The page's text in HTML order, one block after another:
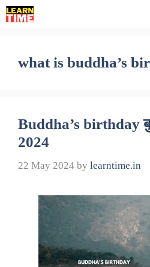
Skip
to
what is buddha’s
Buddha’s birthday
2024
22 May 2024 by learntime.in